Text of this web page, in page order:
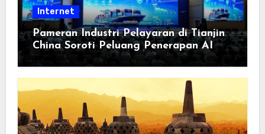
Internet
Pameran Industri Pelayaran di Tianjin
China Soroti Peluang Penerapan AI